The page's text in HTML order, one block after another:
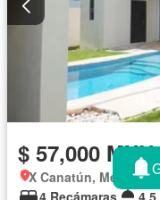
$ 57,000
X Canatún, Mérida
4 Recámaras